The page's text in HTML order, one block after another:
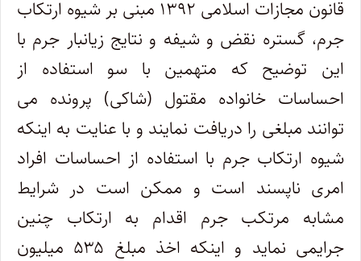
قانون مجازات اسلامی ۱۳۹۲ مبنی بر شیوه ارتکاب
جرم، گستره نقض و شیفه و نتایج زیانبار جرم با
این توضیح که متهمین با سو استفاده از
احساسات خانواده مقتول (شاکی) پرونده می
توانند مبلغی را دریافت نمایند و با عنایت به اینکه
شیوه ارتکاب جرم با استفاده از احساسات افراد
امری ناپسند است و ممکن است در شرایط
مشابه مرتکب جرم اقدام به ارتکاب چنین
جرایمی نماید و اینکه اخذ مبلغ ۵۳۵ میلیون